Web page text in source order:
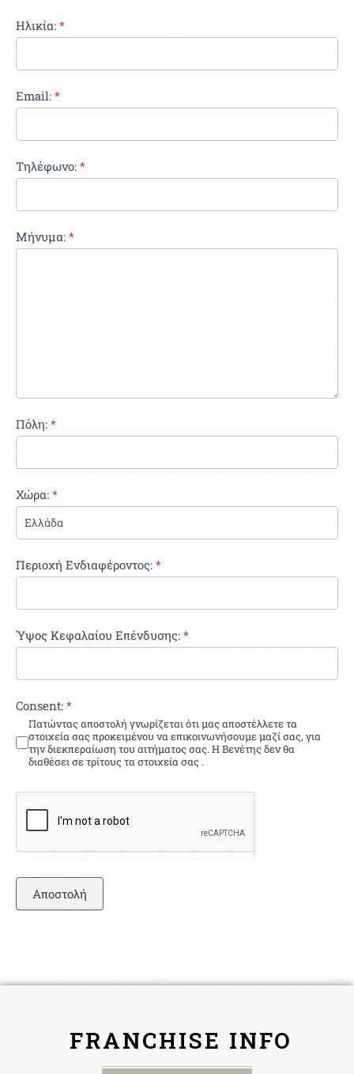
Ηλικία: *
Email: *
Τηλέφωνο: *
Μήνυμα: *
Πόλη: *
Χώρα: *
Περιοχή Ενδιαφέροντος: *
Ύψος Κεφαλαίου Επένδυσης: *
Consent: *
Πατώντας αποστολή γνωρίζεται ότι μας αποστέλλετε τα
στοιχεία σας προκειμένου να επικοινωνήσουμε μαζί σας, για
την διεκπεραίωση του αιτήματος σας. Η Βενέτης δεν θα
διαθέσει σε τρίτους τα στοιχεία σας .
Αποστολή
blank.
FRANCHISE INFO